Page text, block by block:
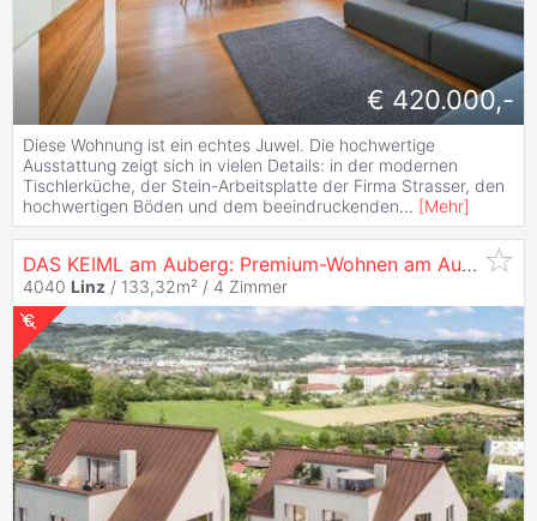
€ 420.000,-
Diese Wohnung ist ein echtes Juwel. Die hochwertige
Ausstattung zeigt sich in vielen Details: in der modernen
Tischlerküche, der Stein-Arbeitsplatte der Firma Strasser, den
hochwertigen Böden und dem beeindruckenden... [Mehr]
DAS KEIML am Auberg: Premium-Wohnen am Auberg - Exklusive
4040 Linz / 133,32m² / 4 Zimmer